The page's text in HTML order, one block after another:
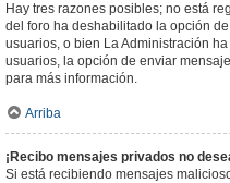
Hay tres razones posibles; no está
del foro ha deshabilitado la opción
usuarios, o bien La Administración
usuarios, la opción de enviar
para más información.
Arriba
¡Recibo mensajes privados no
Si está recibiendo mensajes